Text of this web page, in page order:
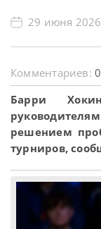
29 июня 2026
Комментариев:
Барри
решением
турниров,